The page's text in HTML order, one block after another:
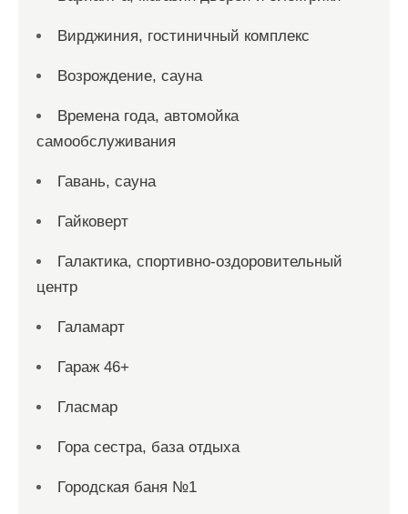
Вирджиния, гостиничный комплекс
Возрождение, сауна
Времена года, автомойка
самообслуживания
Гавань, сауна
Гайковерт
Галактика, спортивно-оздоровительный
центр
Галамарт
Гараж 46+
Гласмар
Гора сестра, база отдыха
Городская баня №1